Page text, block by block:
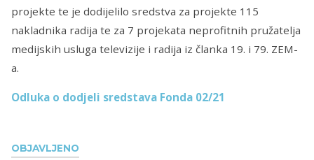
OBJAVLJENO
projekte te je dodijelilo sredstva za projekte 115
nakladnika radija te za 7 projekata neprofitnih pružatelja
medijskih usluga televizije i radija iz članka 19. i 79. ZEM-
a.
Odluka o dodjeli sredstava Fonda 02/21